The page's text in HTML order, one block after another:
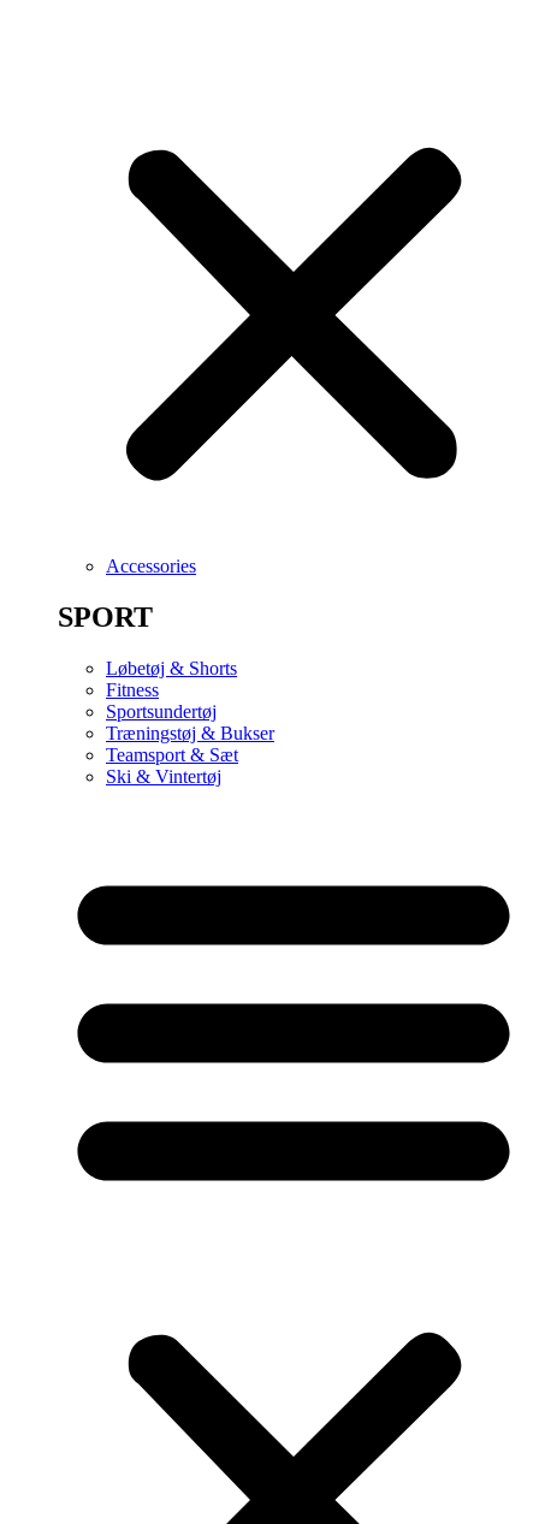
Accessories
SPORT
Løbetøj & Shorts
Fitness
Sportsundertøj
Træningstøj & Bukser
Teamsport & Sæt
Ski & Vintertøj